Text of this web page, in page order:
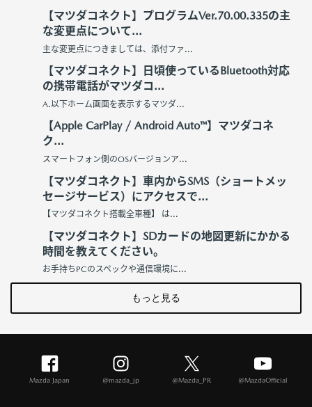
【マツダコネクト】プログラムVer.70.00.335の主
な変更点について...
主な変更点につきましては、添付ファ...
【マツダコネクト】日頃使っているBluetooth対応
の携帯電話がマツダコ...
A.以下ホーム画面を表示するマツダ...
【Apple CarPlay / Android Auto™】マツダコネ
ク...
スマートフォン側のOSバージョンア...
【マツダコネクト】車内からSMS（ショートメッ
セージサービス）にアクセスで...
【マツダコネクト搭載全車種】 は...
【マツダコネクト】SDカードの地図更新にかかる
時間を教えてください。
お手持ちPCのスペックや通信環境に...
もっと見る
Mazda Japan @mazda_jp @Mazda_PR @MazdaOfficial